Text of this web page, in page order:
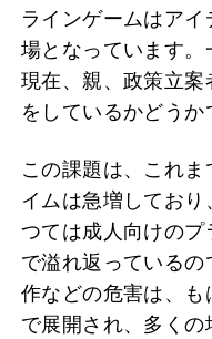
ラインゲームはア
場となっています
現在、親、政策立
をしているかどうか
この課題は、これ
イムは急増してお
つては成人向けの
で溢れ返っている
作などの危害は、
で展開され、多くの